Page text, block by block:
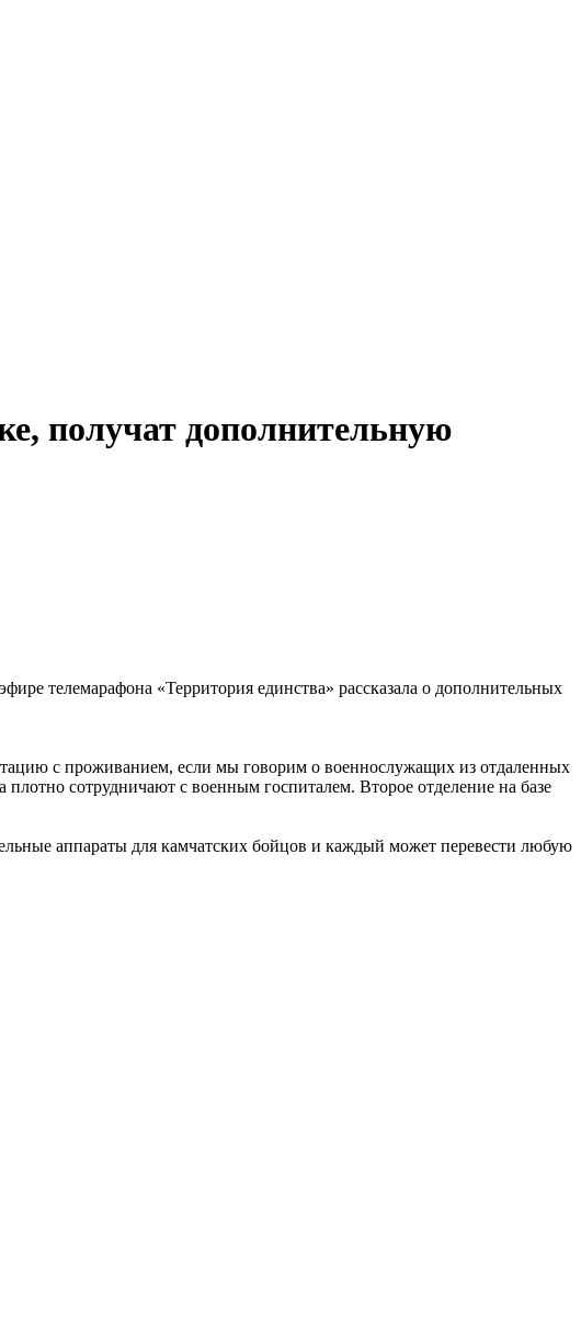
получат дополнительную
телемарафона «Территория единства» рассказала о дополнительных
с проживанием, если мы говорим о военнослужащих из отдаленных
сотрудничают с военным госпиталем. Второе отделение на базе
аппараты для камчатских бойцов и каждый может перевести любую